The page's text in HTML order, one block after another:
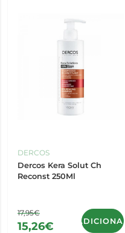
DERCOS
Dercos Kera Solut Ch
Reconst 250Ml
17,95€
15,26€ ADICIONAR